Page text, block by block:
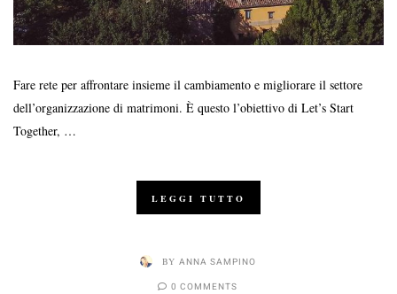
Fare rete per affrontare insieme il cambiamento e migliorare il settore
dell’organizzazione di matrimoni. È questo l’obiettivo di Let’s Start
Together, …
LEGGI TUTTO
BY ANNA SAMPINO
0 COMMENTS